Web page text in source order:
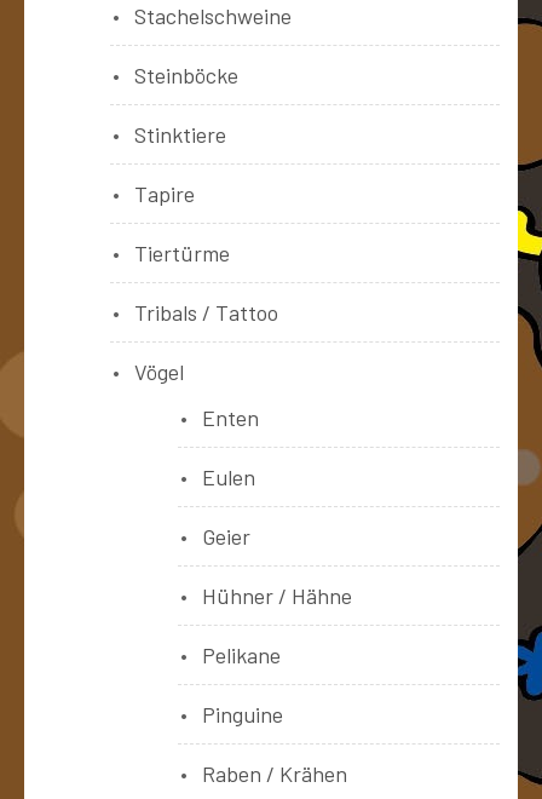
Stachelschweine
Steinböcke
Stinktiere
Tapire
Tiertürme
Tribals / Tattoo
Vögel
Enten
Eulen
Geier
Hühner / Hähne
Pelikane
Pinguine
Raben / Krähen